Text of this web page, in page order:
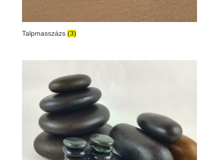
Talpmasszázs (3)